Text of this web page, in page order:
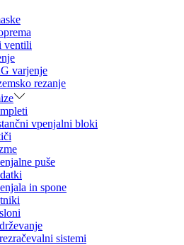
ventili
varjenje
rezanje
vpenjalni bloki
puše
in spone
sistemi